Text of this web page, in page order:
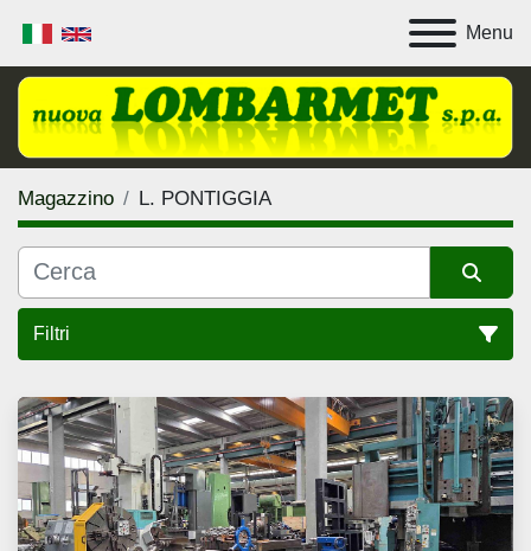
Menu
Magazzino L. PONTIGGIA
Filtri
Tutte le categorie
Ordina per